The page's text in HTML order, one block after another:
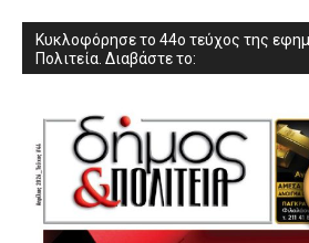
Κυκλοφόρησε το 44ο τεύχος της
Πολιτεία. Διαβάστε το: